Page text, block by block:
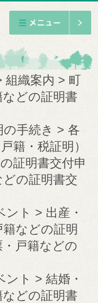
組織案内
町
どの証明書
の手続き
各
籍・税証明）
証明書交付申
の証明書交
ント
出産・
籍などの証明
・戸籍などの
ント
結婚・
どの証明書